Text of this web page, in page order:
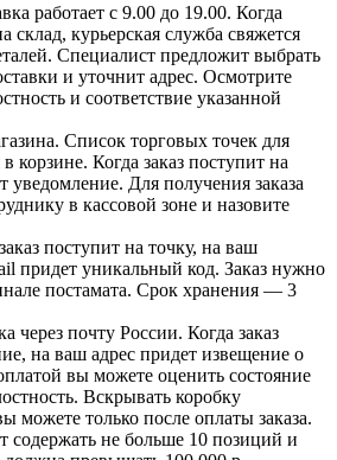
работает с 9.00 до 19.00. Когда
склад, курьерская служба свяжется
Специалист предложит выбрать
и уточнит адрес. Осмотрите
и соответствие указанной
Список торговых точек для
корзине. Когда заказ поступит на
уведомление. Для получения заказа
в кассовой зоне и назовите
поступит на точку, на ваш
придет уникальный код. Заказ нужно
постамата. Срок хранения — 3
через почту России. Когда заказ
на ваш адрес придет извещение о
вы можете оценить состояние
Вскрывать коробку
можете только после оплаты заказа.
содержать не больше 10 позиций и